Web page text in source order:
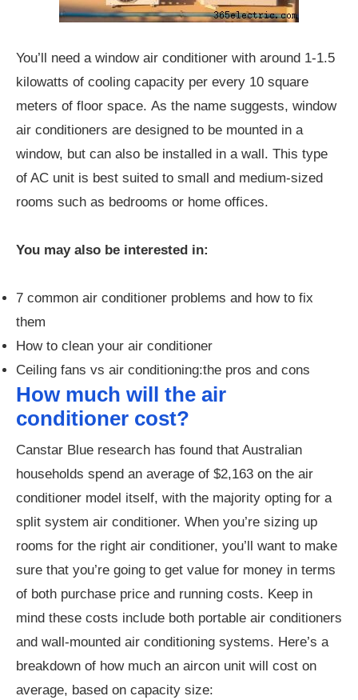
You’ll need a window air conditioner with around 1-1.5
kilowatts of cooling capacity per every 10 square
meters of floor space. As the name suggests, window
air conditioners are designed to be mounted in a
window, but can also be installed in a wall. This type
of AC unit is best suited to small and medium-sized
rooms such as bedrooms or home offices.
You may also be interested in:
7 common air conditioner problems and how to fix
them
How to clean your air conditioner
Ceiling fans vs air conditioning:the pros and cons
How much will the air
conditioner cost?
Canstar Blue research has found that Australian
households spend an average of $2,163 on the air
conditioner model itself, with the majority opting for a
split system air conditioner. When you’re sizing up
rooms for the right air conditioner, you’ll want to make
sure that you’re going to get value for money in terms
of both purchase price and running costs. Keep in
mind these costs include both portable air conditioners
and wall-mounted air conditioning systems. Here’s a
breakdown of how much an aircon unit will cost on
average, based on capacity size: